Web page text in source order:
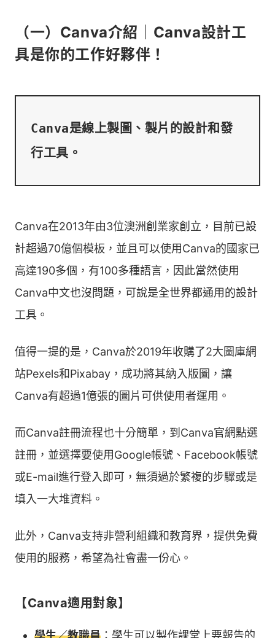
（一）Canva介紹｜Canva設計工
具是你的工作好夥伴！
Canva是線上製圖、製片的設計和發
Canva在2013年由3位澳洲創業家創立，目前已設
計超過70億個模板，並且可以使用Canva的國家已
高達190多個，有100多種語言，因此當然使用
Canva中文也沒問題，可說是全世界都通用的設計
工具。
值得一提的是，Canva於2019年收購了2大圖庫網
站Pexels和Pixabay，成功將其納入版圖，讓
Canva有超過1億張的圖片可供使用者運用。
而Canva註冊流程也十分簡單，到Canva官網點選
註冊，並選擇要使用Google帳號、Facebook帳號
或E-mail進行登入即可，無須過於繁複的步驟或是
填入一大堆資料。
此外，Canva支持非營利組織和教育界，提供免費
使用的服務，希望為社會盡一份心。
【Canva適用對象】
學生／教職員 ：學生可以製作課堂上要報告的